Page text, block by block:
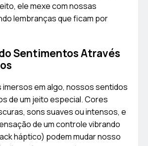
ele mexe com nossas
lembranças que ficam por
Sentimentos Através
imersos em algo, nossos sentidos
de um jeito especial. Cores
sons suaves ou intensos, e
de um controle vibrando
háptico) podem mudar nosso